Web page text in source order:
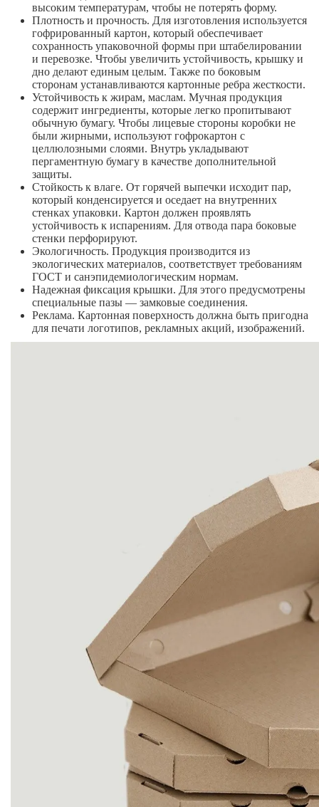
высоким температурам, чтобы не потерять форму.
Плотность и прочность. Для изготовления используется
гофрированный картон, который обеспечивает
сохранность упаковочной формы при штабелировании
и перевозке. Чтобы увеличить устойчивость, крышку и
дно делают единым целым. Также по боковым
сторонам устанавливаются картонные ребра жесткости.
Устойчивость к жирам, маслам. Мучная продукция
содержит ингредиенты, которые легко пропитывают
обычную бумагу. Чтобы лицевые стороны коробки не
были жирными, используют гофрокартон с
целлюлозными слоями. Внутрь укладывают
пергаментную бумагу в качестве дополнительной
защиты.
Стойкость к влаге. От горячей выпечки исходит пар,
который конденсируется и оседает на внутренних
стенках упаковки. Картон должен проявлять
устойчивость к испарениям. Для отвода пара боковые
стенки перфорируют.
Экологичность. Продукция производится из
экологических материалов, соответствует требованиям
ГОСТ и санэпидемиологическим нормам.
Надежная фиксация крышки. Для этого предусмотрены
специальные пазы — замковые соединения.
Реклама. Картонная поверхность должна быть пригодна
для печати логотипов, рекламных акций, изображений.